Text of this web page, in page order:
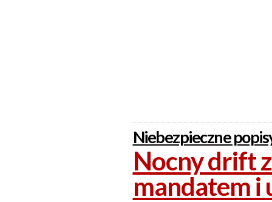
Niebezpieczne
Nocny drift
mandatem i